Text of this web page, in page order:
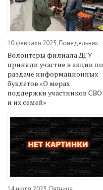
10 февраля 2025, Понедельник
Волонтеры филиала ДГУ
приняли участие в акции по
раздаче информационных
буклетов «О мерах
поддержки участников СВО
и их семей»